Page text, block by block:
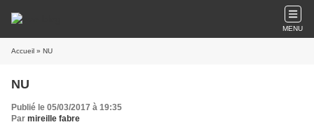
MENU
Accueil » NU
NU
Publié le 05/03/2017 à 19:35
Par mireille fabre